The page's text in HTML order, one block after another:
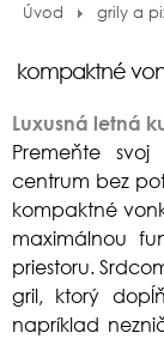
Úvod
grily a
kompaktné
Luxusná letná
Premeňte
centrum bez
kompaktné
maximálnou
priestoru.
gril, ktorý
napríklad